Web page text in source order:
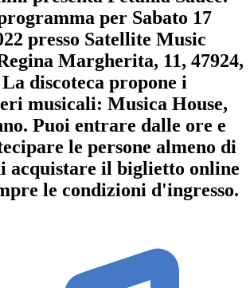
per Sabato 17
presso Satellite Music
Margherita, 11, 47924,
discoteca propone i
musicali: Musica House,
. Puoi entrare dalle ore e
le persone almeno di
acquistare il biglietto online
le condizioni d'ingresso.